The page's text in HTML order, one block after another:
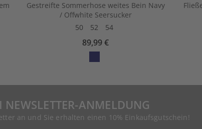
Gestreifte Sommerhose weites Bein Navy
/ Offwhite Seersucker
50
52 54
89,99 €
ANMELDUNG
an und Sie erhalten einen 10% Einkaufsgutschein!